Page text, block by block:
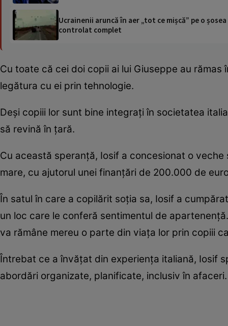
Ucrainenii aruncă în aer „tot ce mișcă” pe o
controlat complet
Cu toate că cei doi copii ai lui Giuseppe au
legătura cu ei prin tehnologie.
Deși copiii lor sunt bine integrați în societatea
să revină în țară.
Cu această speranță, Iosif a concesionat o
mare, cu ajutorul unei finanțări de 200.000 de
În satul în care a copilărit soția sa, Iosif a
un loc care le conferă sentimentul de
va rămâne mereu o parte din viața lor prin copiii
Întrebat ce a învățat din experiența italiană, Iosif
abordări organizate, planificate, inclusiv în afaceri.